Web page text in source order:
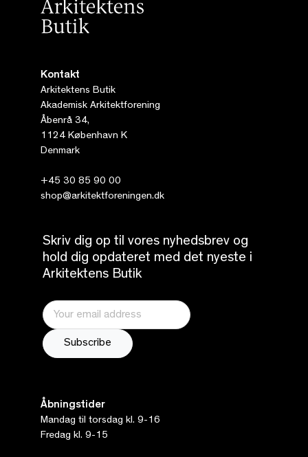
Kontakt
Arkitektens Butik
Akademisk Arkitektforening
Åbenrå 34,
1124 København K
Denmark
+45 30 85 90 00
shop@arkitektforeningen.dk
Skriv dig op til vores nyhedsbrev og
hold dig opdateret med det nyeste i
Arkitektens Butik
Åbningstider
Mandag til torsdag kl. 9-16
Fredag kl. 9-15